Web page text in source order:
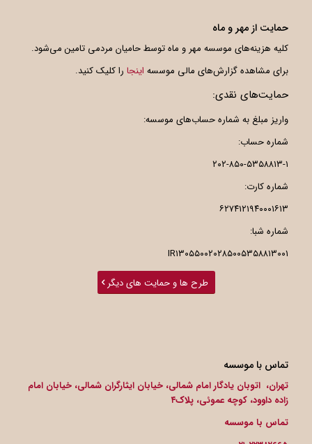
حمایت از مهر و ماه
کلیه هزینه‌های موسسه مهر و ماه توسط حامیان مردمی تامین می‌شود.
برای مشاهده گزارش‌های مالی موسسه اینجارا کلیک کنید.
حمایت‌های نقدی:
واریز مبلغ به شماره حساب‌های موسسه:
شماره حساب:
۲۰۲-۸۵۰-۵۳۵۸۸۱۳-۱
شماره کارت:
۶۲۷۴۱۲۱۹۴۰۰۰۱۶۱۳
شماره شبا:
IR۱۳۰۵۵۰۰۲۰۲۸۵۰۰۵۳۵۸۸۱۳۰۰۱
طرح ها و حمایت های دیگر
تماس با موسسه
تهران، اتوبان یادگار امام شمالی، خیابان ایثارگران شمالی، خیابان امام
زاده داوود، کوچه عموئی، پلاک۴
تماس با موسسه